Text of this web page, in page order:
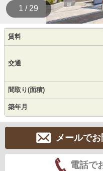
1 / 29
賃料
交通
間取り(面積)
築年月
メールで
電話で